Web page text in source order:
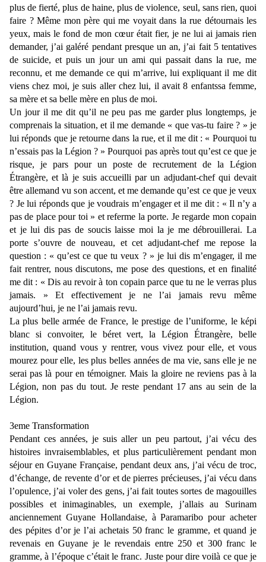
plus de fierté, plus de haine, plus de violence, seul, sans rien, quoi
faire ? Même mon père qui me voyait dans la rue détournais les
yeux, mais le fond de mon cœur était fier, je ne lui ai jamais rien
demander, j’ai galéré pendant presque un an, j’ai fait 5 tentatives
de suicide, et puis un jour un ami qui passait dans la rue, me
reconnu, et me demande ce qui m’arrive, lui expliquant il me dit
viens chez moi, je suis aller chez lui, il avait 8 enfantssa femme,
sa mère et sa belle mère en plus de moi.
Un jour il me dit qu’il ne peu pas me garder plus longtemps, je
comprenais la situation, et il me demande « que vas-tu faire ? » je
lui réponds que je retourne dans la rue, et il me dit : « Pourquoi tu
n’essais pas la Légion ? » Pourquoi pas après tout qu’est ce que je
risque, je pars pour un poste de recrutement de la Légion
Étrangère, et là je suis accueilli par un adjudant-chef qui devait
être allemand vu son accent, et me demande qu’est ce que je veux
? Je lui réponds que je voudrais m’engager et il me dit : « Il n’y a
pas de place pour toi » et referme la porte. Je regarde mon copain
et je lui dis pas de soucis laisse moi la je me débrouillerai. La
porte s’ouvre de nouveau, et cet adjudant-chef me repose la
question : « qu’est ce que tu veux ? » je lui dis m’engager, il me
fait rentrer, nous discutons, me pose des questions, et en finalité
me dit : « Dis au revoir à ton copain parce que tu ne le verras plus
jamais. » Et effectivement je ne l’ai jamais revu même
aujourd’hui, je ne l’ai jamais revu.
La plus belle armée de France, le prestige de l’uniforme, le képi
blanc si convoiter, le béret vert, la Légion Étrangère, belle
institution, quand vous y rentrer, vous vivez pour elle, et vous
mourez pour elle, les plus belles années de ma vie, sans elle je ne
serai pas là pour en témoigner. Mais la gloire ne reviens pas à la
Légion, non pas du tout. Je reste pendant 17 ans au sein de la
Légion.
3eme Transformation
Pendant ces années, je suis aller un peu partout, j’ai vécu des
histoires invraisemblables, et plus particulièrement pendant mon
séjour en Guyane Française, pendant deux ans, j’ai vécu de troc,
d’échange, de revente d’or et de pierres précieuses, j’ai vécu dans
l’opulence, j’ai voler des gens, j’ai fait toutes sortes de magouilles
possibles et inimaginables, un exemple, j’allais au Surinam
anciennement Guyane Hollandaise, à Paramaribo pour acheter
des pépites d’or je l’ai achetais 50 franc le gramme, et quand je
revenais en Guyane je le revendais entre 250 et 300 franc le
gramme, à l’époque c’était le franc. Juste pour dire voilà ce que je